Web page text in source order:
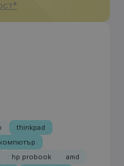
thinkpad
компютър
hp probook
amd